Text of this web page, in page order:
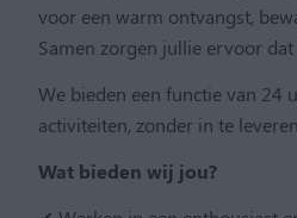
voor een warm ontvangst,
Samen zorgen jullie ervoor dat
We bieden een functie van 24
activiteiten, zonder in te
Wat bieden wij jou?